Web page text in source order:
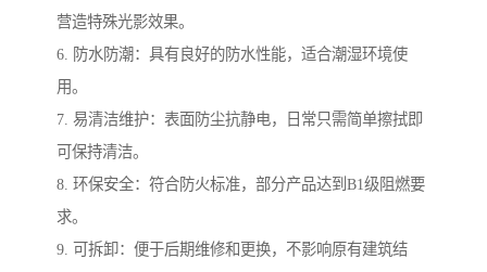
营造特殊光影效果。
6. 防水防潮：具有良好的防水性能，适合潮湿环境使
用。
7. 易清洁维护：表面防尘抗静电，日常只需简单擦拭即
可保持清洁。
8. 环保安全：符合防火标准，部分产品达到B1级阻燃要
求。
9. 可拆卸：便于后期维修和更换，不影响原有建筑结